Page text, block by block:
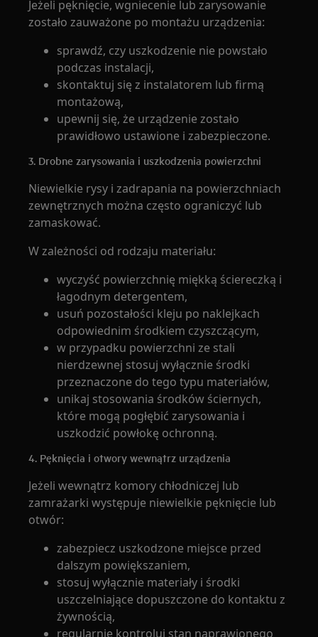
Jeżeli pęknięcie, wgniecenie lub zarysowanie
zostało zauważone po montażu urządzenia:
sprawdź, czy uszkodzenie nie powstało
podczas instalacji,
skontaktuj się z instalatorem lub firmą
montażową,
upewnij się, że urządzenie zostało
prawidłowo ustawione i zabezpieczone.
3. Drobne zarysowania i uszkodzenia powierzchni
Niewielkie rysy i zadrapania na powierzchniach
zewnętrznych można często ograniczyć lub
zamaskować.
W zależności od rodzaju materiału:
wyczyść powierzchnię miękką ściereczką i
łagodnym detergentem,
usuń pozostałości kleju po naklejkach
odpowiednim środkiem czyszczącym,
w przypadku powierzchni ze stali
nierdzewnej stosuj wyłącznie środki
przeznaczone do tego typu materiałów,
unikaj stosowania środków ściernych,
które mogą pogłębić zarysowania i
uszkodzić powłokę ochronną.
4. Pęknięcia i otwory wewnątrz urządzenia
Jeżeli wewnątrz komory chłodniczej lub
zamrażarki występuje niewielkie pęknięcie lub
otwór:
zabezpiecz uszkodzone miejsce przed
dalszym powiększaniem,
stosuj wyłącznie materiały i środki
uszczelniające dopuszczone do kontaktu z
żywnością,
regularnie kontroluj stan naprawionego